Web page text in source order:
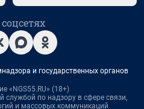
и государственных органов
«NGS55.RU» (18+)
службой по надзору в сфере связи,
и массовых коммуникаций